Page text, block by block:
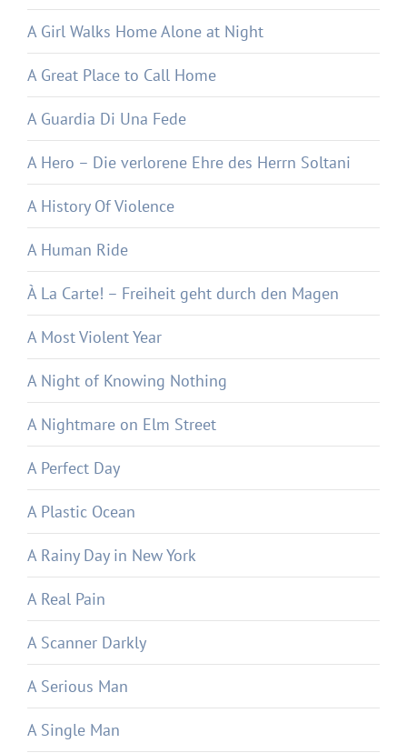
A Girl Walks Home Alone at Night
A Great Place to Call Home
A Guardia Di Una Fede
A Hero – Die verlorene Ehre des Herrn Soltani
A History Of Violence
A Human Ride
À La Carte! – Freiheit geht durch den Magen
A Most Violent Year
A Night of Knowing Nothing
A Nightmare on Elm Street
A Perfect Day
A Plastic Ocean
A Rainy Day in New York
A Real Pain
A Scanner Darkly
A Serious Man
A Single Man